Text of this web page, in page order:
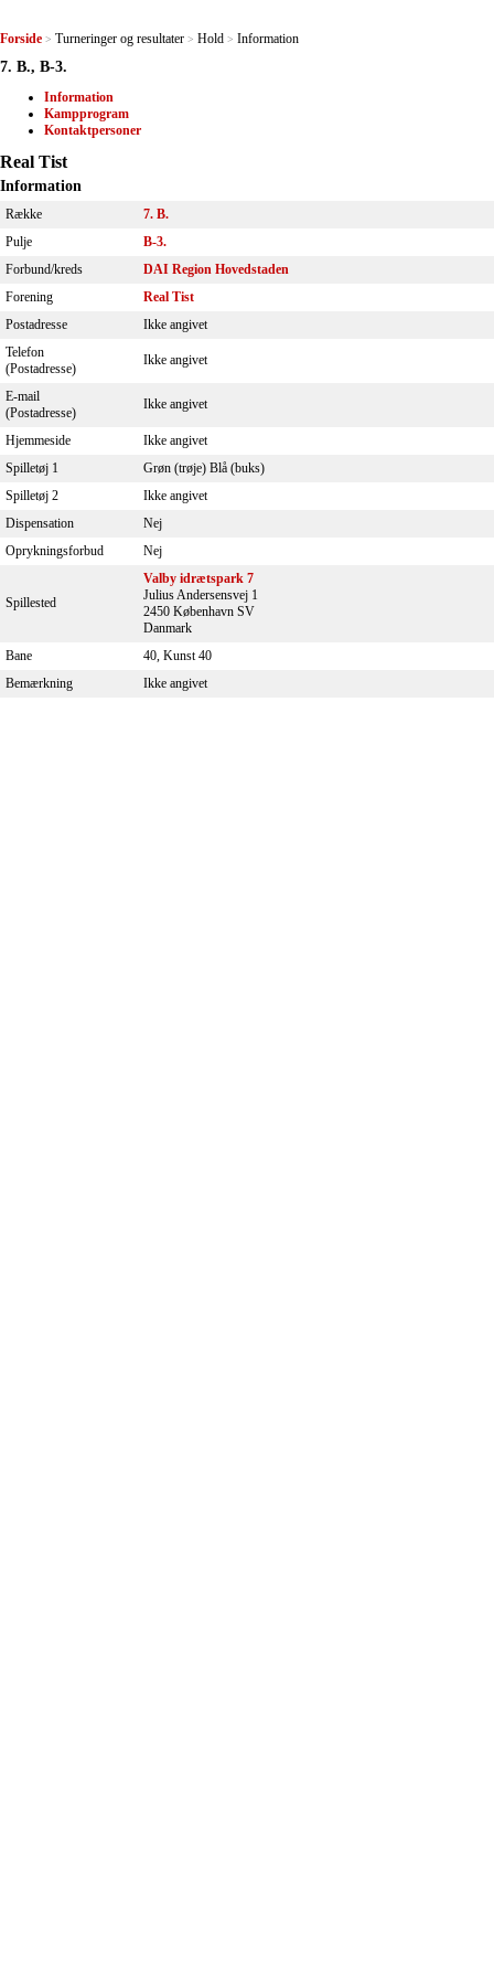
Forside > Turneringer og resultater > Hold > Information
7. B., B-3.
Information
Kampprogram
Kontaktpersoner
Real Tist
Information
Række
7. B.
Pulje
B-3.
Forbund/kreds
DAI Region Hovedstaden
Forening
Real Tist
Postadresse
Ikke angivet
Telefon
(Postadresse)
Ikke angivet
E-mail
(Postadresse)
Ikke angivet
Hjemmeside
Ikke angivet
Spilletøj 1
Grøn (trøje) Blå (buks)
Spilletøj 2
Ikke angivet
Dispensation
Nej
Oprykningsforbud
Nej
Spillested
Valby idrætspark 7
Julius Andersensvej 1
2450 København SV
Danmark
Bane
40, Kunst 40
Bemærkning
Ikke angivet